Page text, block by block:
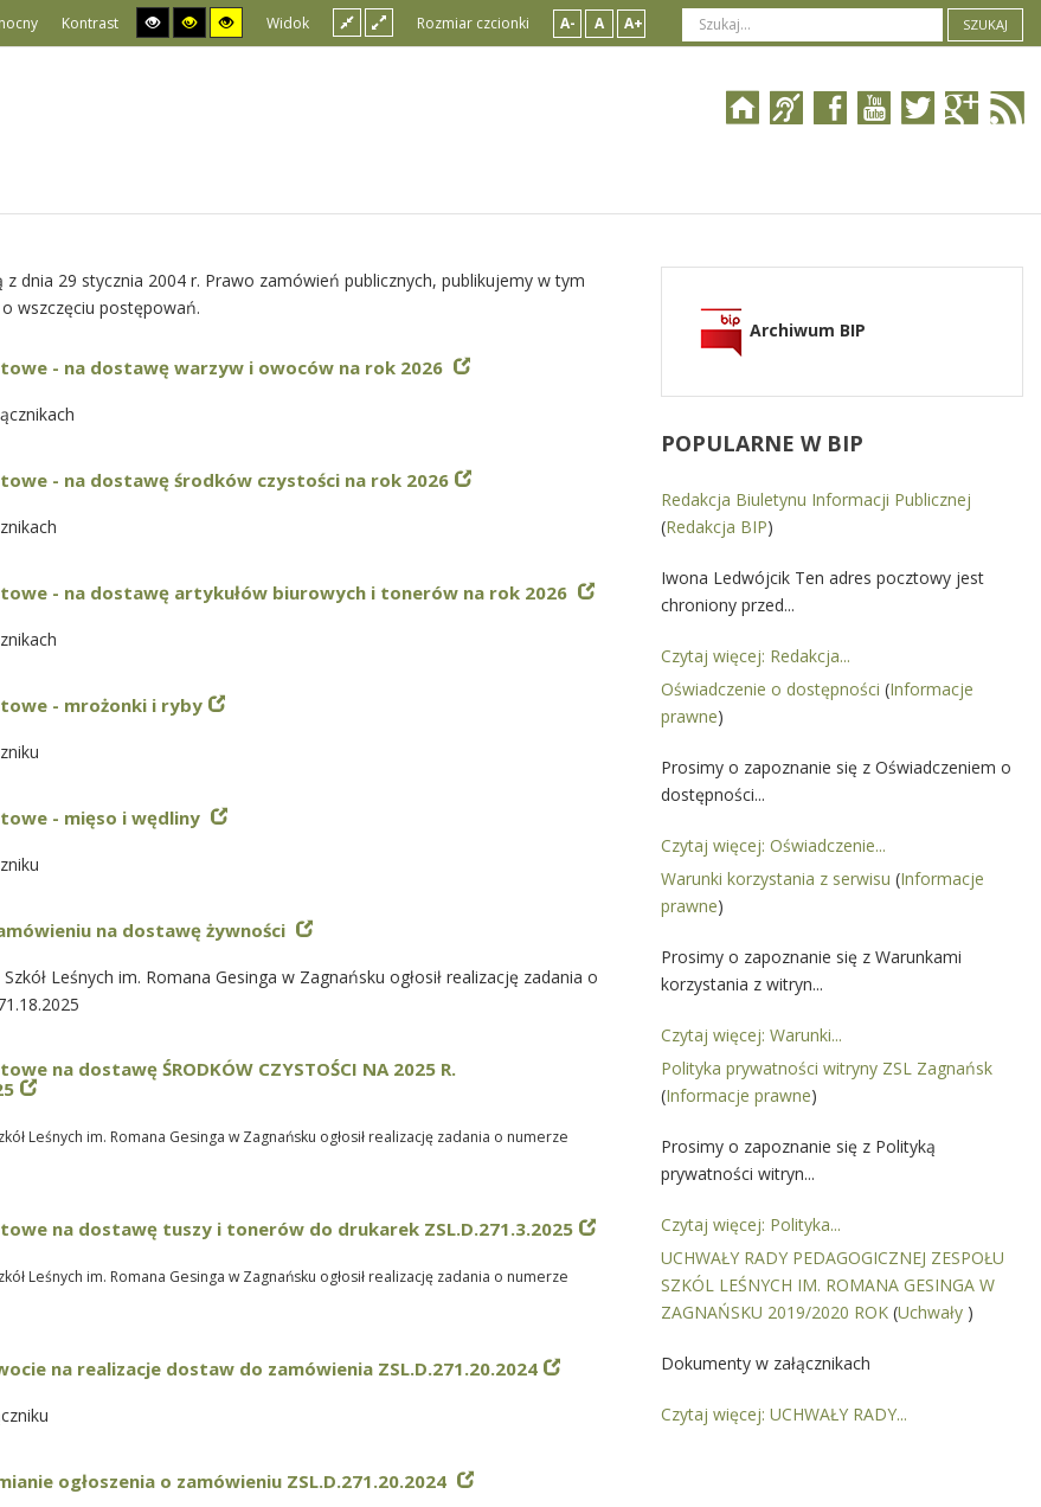
Kontrast Widok Rozmiar czcionki A- A A+ SZUKAJ
z dnia 29 stycznia 2004 r. Prawo zamówień publicznych, publikujemy w tym
wszczęciu postępowań.
- na dostawę warzyw i owoców na rok 2026
- na dostawę środków czystości na rok 2026
- na dostawę artykułów biurowych i tonerów na rok 2026
- mrożonki i ryby
- mięso i wędliny
na dostawę żywności
Leśnych im. Romana Gesinga w Zagnańsku ogłosił realizację zadania o
na dostawę ŚRODKÓW CZYSTOŚCI NA 2025 R.
Leśnych im. Romana Gesinga w Zagnańsku ogłosił realizację zadania o numerze
na dostawę tuszy i tonerów do drukarek ZSL.D.271.3.2025
Leśnych im. Romana Gesinga w Zagnańsku ogłosił realizację zadania o numerze
na realizacje dostaw do zamówienia ZSL.D.271.20.2024
ogłoszenia o zamówieniu ZSL.D.271.20.2024
Archiwum BIP
POPULARNE W BIP
Redakcja Biuletynu Informacji Publicznej
(Redakcja BIP)
Iwona Ledwójcik Ten adres pocztowy jest
chroniony przed...
Czytaj więcej: Redakcja...
Oświadczenie o dostępności (Informacje
prawne)
Prosimy o zapoznanie się z Oświadczeniem o
dostępności...
Czytaj więcej: Oświadczenie...
Warunki korzystania z serwisu (Informacje
prawne)
Prosimy o zapoznanie się z Warunkami
korzystania z witryn...
Czytaj więcej: Warunki...
Polityka prywatności witryny ZSL Zagnańsk
(Informacje prawne)
Prosimy o zapoznanie się z Polityką
prywatności witryn...
Czytaj więcej: Polityka...
UCHWAŁY RADY PEDAGOGICZNEJ ZESPOŁU
SZKÓL LEŚNYCH IM. ROMANA GESINGA W
ZAGNAŃSKU 2019/2020 ROK (Uchwały )
Dokumenty w załącznikach
Czytaj więcej: UCHWAŁY RADY...